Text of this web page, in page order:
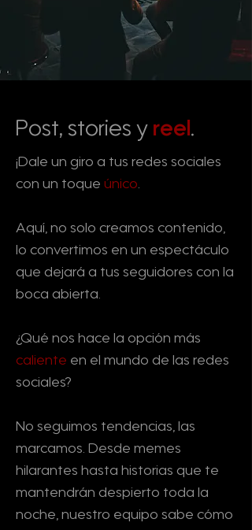
Post, stories y reel.
¡Dale un giro a tus redes sociales
con un toque único.
Aquí, no solo creamos contenido,
lo convertimos en un espectáculo
que dejará a tus seguidores con la
boca abierta.
¿Qué nos hace la opción más
caliente en el mundo de las redes
sociales?
No seguimos tendencias, las
marcamos. Desde memes
hilarantes hasta historias que te
mantendrán despierto toda la
noche, nuestro equipo sabe cómo